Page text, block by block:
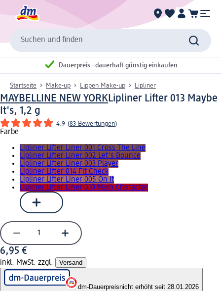
Suchen und finden
Dauerpreis - dauerhaft günstig einkaufen
Startseite Make-up Lippen Make-up Lipliner
MAYBELLINE NEW YORKLipliner Lifter 013 Maybe
It's, 1,2 g
4.9 (83 Bewertungen)
Farbe
Lipliner Lifter Liner 001 Cross The Line
Lipliner Lifter Liner 002 Let's Bounce
Lipliner Lifter Liner 003 Player
Lipliner Lifter 014 Fit Check
Lipliner Lifter Liner 005 On It
Lipliner Lifter Liner 010 Main Character
6,95 €
inkl. MwSt. zzgl. Versand
dm-Dauerpreisnicht erhöht seit 28.01.2026